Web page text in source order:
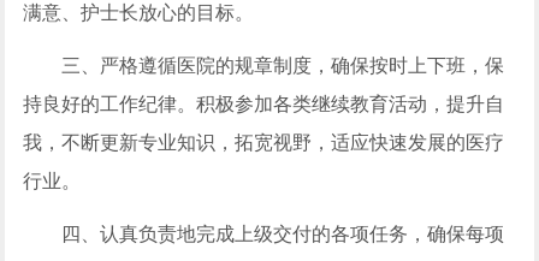
满意、护士长放心的目标。
三、严格遵循医院的规章制度，确保按时上下班，保
持良好的工作纪律。积极参加各类继续教育活动，提升自
我，不断更新专业知识，拓宽视野，适应快速发展的医疗
行业。
四、认真负责地完成上级交付的各项任务，确保每项